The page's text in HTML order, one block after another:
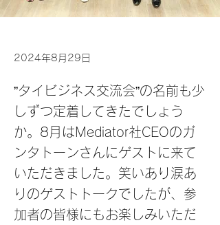
2024年8月29日
”タイビジネス交流会”の名前も少
しずつ定着してきたでしょう
か。8月はMediator社CEOのガ
ンタトーンさんにゲストに来て
いただきました。笑いあり涙あ
りのゲストトークでしたが、参
加者の皆様にもお楽しみいただ